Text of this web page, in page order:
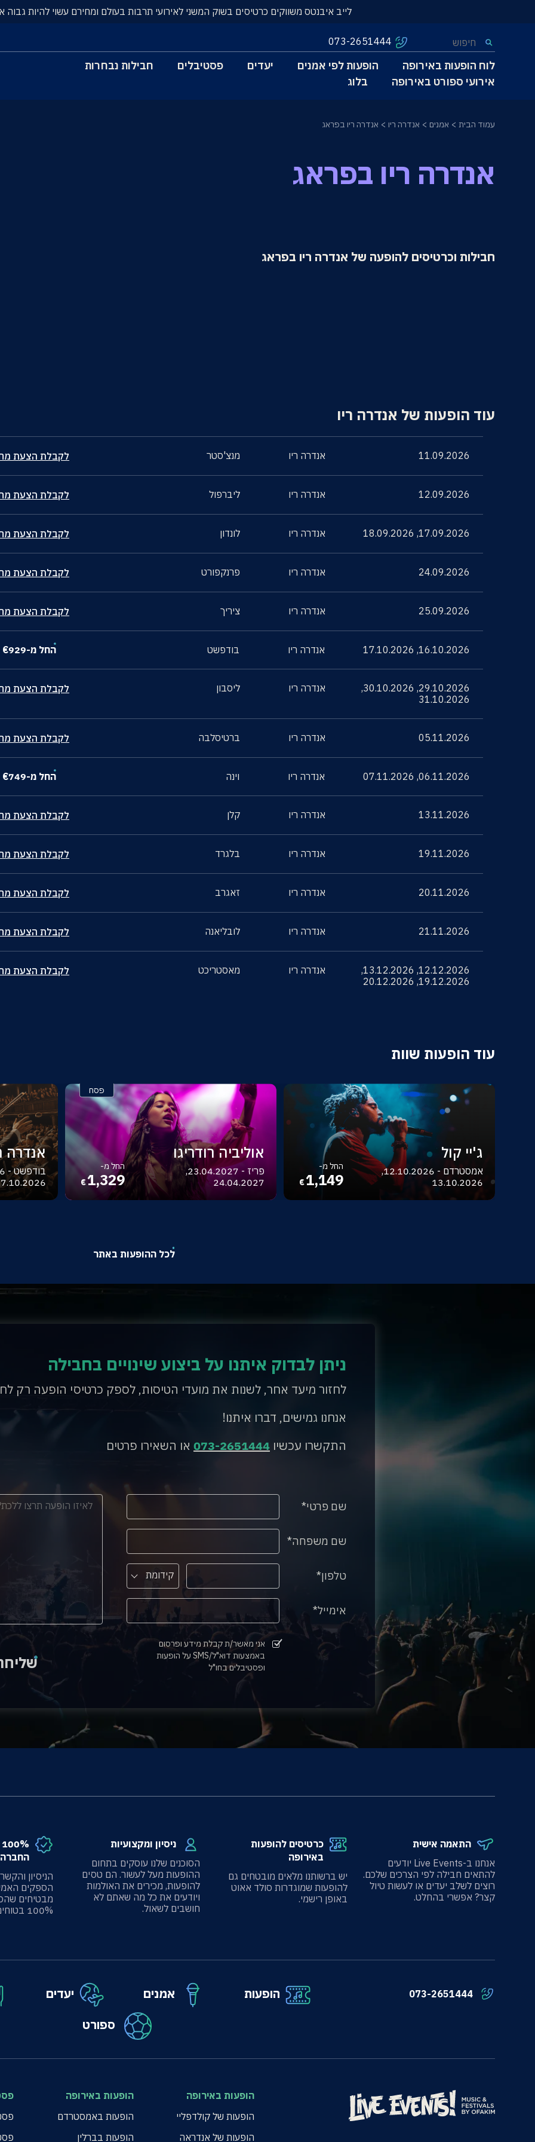
לייב איבנטס משווקים כרטיסים בשוק המשני לאירועי תרבות בעולם ומחירם עשוי להיות גבוה
073-2651444
לוח הופעות באירופה הופעות לפי אמנים יעדים פסטיבלים
חבילות נבחרות
אירועי ספורט באירופה
בלוג
עמוד הבית אמנים אנדרה ריו אנדרה ריו בפראג
אנדרה ריו בפראג
חבילות וכרטיסים להופעה של אנדרה ריו בפראג
עוד הופעות של אנדרה ריו
11.09.2026 אנדרה ריו מנצ'סטר לקבלת הצעת
12.09.2026 אנדרה ריו ליברפול לקבלת הצעת
17.09.2026
,
18.09.2026 אנדרה ריו לונדון לקבלת הצעת
24.09.2026 אנדרה ריו פרנקפורט לקבלת הצעת
25.09.2026 אנדרה ריו ציריך לקבלת הצעת
16.10.2026
,
17.10.2026 אנדרה ריו בודפשט החל מ-929
€
29.10.2026
,
30.10.2026
,
31.10.2026
אנדרה ריו ליסבון לקבלת הצעת
05.11.2026 אנדרה ריו ברטיסלבה לקבלת הצעת
06.11.2026
,
07.11.2026 אנדרה ריו וינה החל מ-749
€
13.11.2026 אנדרה ריו קלן לקבלת הצעת
19.11.2026 אנדרה ריו בלגרד לקבלת הצעת
20.11.2026 אנדרה ריו זאגרב לקבלת הצעת
21.11.2026 אנדרה ריו לובליאנה לקבלת הצעת
12.12.2026
,
13.12.2026
,
19.12.2026
,
20.12.2026
אנדרה ריו מאסטריכט לקבלת הצעת
עוד הופעות שוות
ג'יי קול
אמסטרדם - 12.10.2026,
13.10.2026
החל מ-
1,149
€
פסח
אוליביה רודריגו
פריז - 23.04.2027,
24.04.2027
החל מ-
1,329
€
אנדרה
לכל ההופעות באתר
ניתן לבדוק איתנו על ביצוע שינויים בחבילה
לחזור מיעד אחר, לשנות את מועדי הטיסות, לספק כרטיסי הופעה רק
אנחנו גמישים, דברו איתנו!
התקשרו עכשיו 073-2651444 או השאירו פרטים
שם פרטי
שם משפחה
טלפון קידומת
אימייל
אני מאשר/ת קבלת מידע ופרסום
באמצעות דוא"ל/SMS על הופעות
ופסטיבלים בחו"ל
התאמה אישית
אנחנו ב-Live Events יודעים
להתאים חבילה לפי הצרכים שלכם.
רוצים לשלב יעדים או לעשות טיול
קצר? אפשרי בהחלט.
כרטיסים להופעות
באירופה
יש ברשותנו מלאים מובטחים גם
להופעות שמוגדרות סולד אאוט
באופן רישמי.
ניסיון ומקצועיות
הסוכנים שלנו עוסקים בתחום
ההופעות מעל לעשור. הם טסים
להופעות, מכירים את האולמות
ויודעים את כל מה שאתם לא
חושבים לשאול.
החברה
הניסיון
הספקים
מבטיחים
100% בטוחים.
073-2651444 הופעות אמנים יעדים
ספורט
הופעות באירופה
הופעות של קולדפליי
הופעות של אנדראה
הופעות באירופה
הופעות באמסטרדם
הופעות בברלין